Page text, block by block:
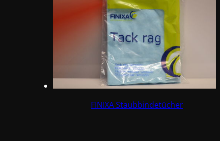
FINIXA Staubbindetücher